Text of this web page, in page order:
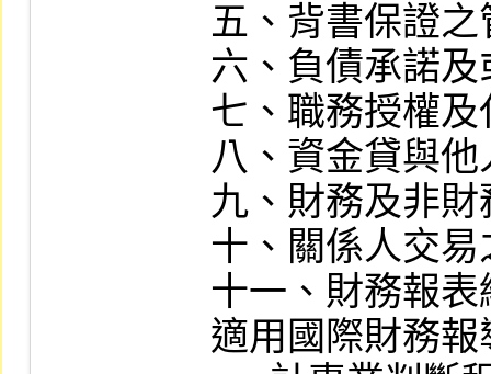
五、背書保證之
六、負債承諾
七、職務授權
八、資金貸與
九、財務及非
十、關係人交
十一、財務報
適用國際財務